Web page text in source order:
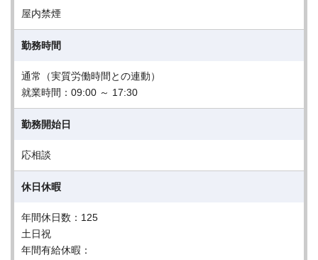
屋内禁煙
勤務時間
通常（実質労働時間との連動）
就業時間：09:00 ～ 17:30
勤務開始日
応相談
休日休暇
年間休日数：125
土日祝
年間有給休暇：